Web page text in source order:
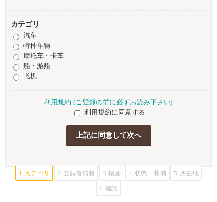
カテゴリ
汽车
特种车辆
摩托车・卡车
船・游船
飞机
利用規約 (ご登録の前に必ずお読み下さい)
利用規約に同意する
1. カテゴリ 2. 登録者情報 3. 概要 4. 状態・装備 5. 所在地
6. 確認